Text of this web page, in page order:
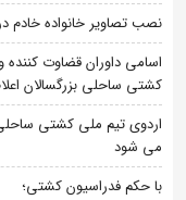
نصب تصاویر خانواده
اسامی داوران قضاوت کننده
کشتی ساحلی بزرگسالان
می شود
با حکم فدراسیون کشتی؛